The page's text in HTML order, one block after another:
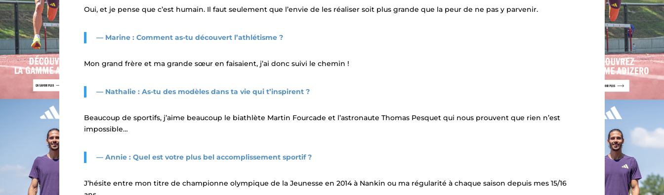
Oui, et je pense que c’est humain. Il faut seulement que l’envie de les réaliser soit plus grande que la peur de ne pas y parvenir.
— Marine : Comment as-tu découvert l’athlétisme ?
Mon grand frère et ma grande sœur en faisaient, j’ai donc suivi le chemin !
— Nathalie : As-tu des modèles dans ta vie qui t’inspirent ?
Beaucoup de sportifs, j’aime beaucoup le biathlète Martin Fourcade et l’astronaute Thomas Pesquet qui nous prouvent que rien n’est
impossible…
— Annie : Quel est votre plus bel accomplissement sportif ?
J’hésite entre mon titre de championne olympique de la Jeunesse en 2014 à Nankin ou ma régularité à chaque saison depuis mes 15/16